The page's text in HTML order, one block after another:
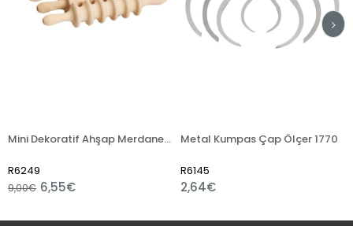
Mini Dekoratif Ahşap Merdane Seti
R6249
6,55€
9,00€
Metal Kumpas Çap Ölçer 1770
R6145
2,64€